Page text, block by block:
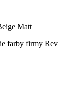
Matt
farby firmy